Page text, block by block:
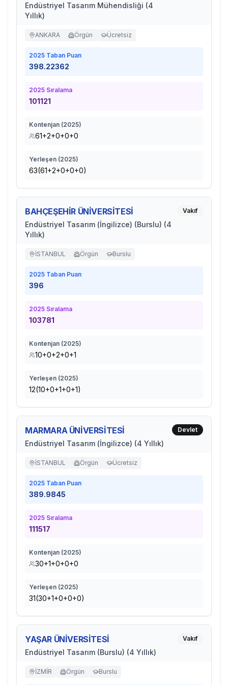
Endüstriyel Tasarım Mühendisliği (4
Yıllık)
ANKARA Örgün Ücretsiz
2025 Taban Puan
398.22362
2025 Sıralama
101121
Kontenjan (2025)
61+2+0+0+0
Yerleşen (2025)
63(61+2+0+0+0)
BAHÇEŞEHİR ÜNİVERSİTESİ
Endüstriyel Tasarım (İngilizce) (Burslu) (4
Yıllık)
Vakıf
İSTANBUL Örgün Burslu
2025 Taban Puan
396
2025 Sıralama
103781
Kontenjan (2025)
10+0+2+0+1
Yerleşen (2025)
12(10+0+1+0+1)
MARMARA ÜNİVERSİTESİ
Endüstriyel Tasarım (İngilizce) (4 Yıllık)
Devlet
İSTANBUL Örgün Ücretsiz
2025 Taban Puan
389.9845
2025 Sıralama
111517
Kontenjan (2025)
30+1+0+0+0
Yerleşen (2025)
31(30+1+0+0+0)
YAŞAR ÜNİVERSİTESİ
Endüstriyel Tasarım (Burslu) (4 Yıllık)
Vakıf
İZMİR Örgün Burslu